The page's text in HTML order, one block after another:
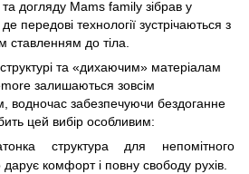
та догляду Mams family зібрав у
передові технології зустрічаються з
ставленням до тіла.
та «дихаючим» матеріалам
залишаються зовсім
водночас забезпечуючи бездоганне
цей вибір особливим:
структура для непомітного
комфорт і повну свободу рухів.